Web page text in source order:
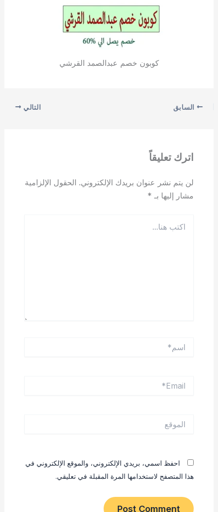
كوبون خصم عبدالصمد القرشي
السابق التالي
اترك تعليقاً
لن يتم نشر عنوان بريدك الإلكتروني. الحقول الإلزامية
مشار إليها بـ *
هنا...
احفظ اسمي، بريدي الإلكتروني، والموقع الإلكتروني في
هذا المتصفح لاستخدامها المرة المقبلة في تعليقي.